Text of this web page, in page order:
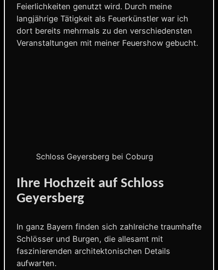
Feierlichkeiten genutzt wird. Durch meine
langjährige Tätigkeit als Feuerkünstler war ich
dort bereits mehrmals zu den verschiedensten
Veranstaltungen mit meiner Feuershow gebucht.
Schloss Geyersberg bei Coburg
Ihre Hochzeit auf Schloss
Geyersberg
In ganz Bayern finden sich zahlreiche traumhafte
Schlösser und Burgen, die allesamt mit
faszinierenden architektonischen Details
aufwarten.